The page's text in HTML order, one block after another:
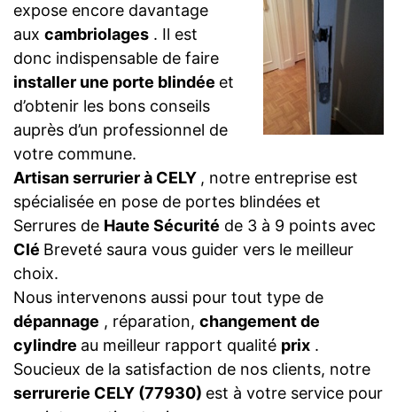
expose encore davantage
aux cambriolages . Il est
donc indispensable de faire
installer une porte blindée et
d’obtenir les bons conseils
auprès d’un professionnel de
votre commune.
Artisan serrurier à CELY , notre entreprise est
spécialisée en pose de portes blindées et
Serrures de Haute Sécurité de 3 à 9 points avec
Clé Breveté saura vous guider vers le meilleur
choix.
Nous intervenons aussi pour tout type de
dépannage , réparation, changement de
cylindre au meilleur rapport qualité prix .
Soucieux de la satisfaction de nos clients, notre
serrurerie CELY (77930) est à votre service pour